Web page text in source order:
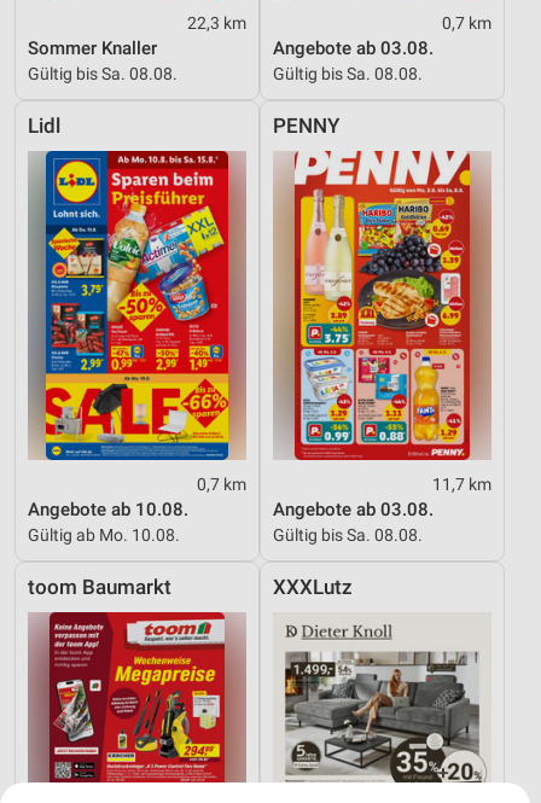
22,3 km
Sommer Knaller
Gültig bis Sa. 08.08.
0,7 km
Angebote ab 03.08.
Gültig bis Sa. 08.08.
Lidl
0,7 km
Angebote ab 10.08.
Gültig ab Mo. 10.08.
PENNY
11,7 km
Angebote ab 03.08.
Gültig bis Sa. 08.08.
toom Baumarkt XXXLutz